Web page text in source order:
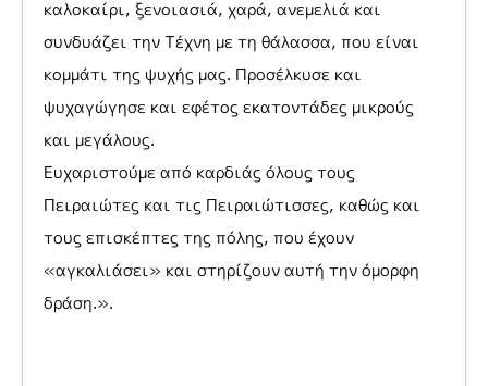
καλοκαίρι, ξενοιασιά, χαρά, ανεμελιά και
συνδυάζει την Τέχνη με τη θάλασσα, που είναι
κομμάτι της ψυχής μας. Προσέλκυσε και
ψυχαγώγησε και εφέτος εκατοντάδες μικρούς
και μεγάλους.
Ευχαριστούμε από καρδιάς όλους τους
Πειραιώτες και τις Πειραιώτισσες, καθώς και
τους επισκέπτες της πόλης, που έχουν
«αγκαλιάσει» και στηρίζουν αυτή την όμορφη
δράση.».